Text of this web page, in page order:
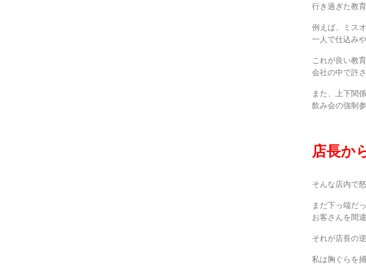
行き過ぎた教
例えば、ミス
一人で仕込み
これが良い教
会社の中で許
また、上下関
飲み会の強制
店長か
そんな店内で
まだ下っ端だっ
お客さんを間
それが店長の
私は胸ぐらを